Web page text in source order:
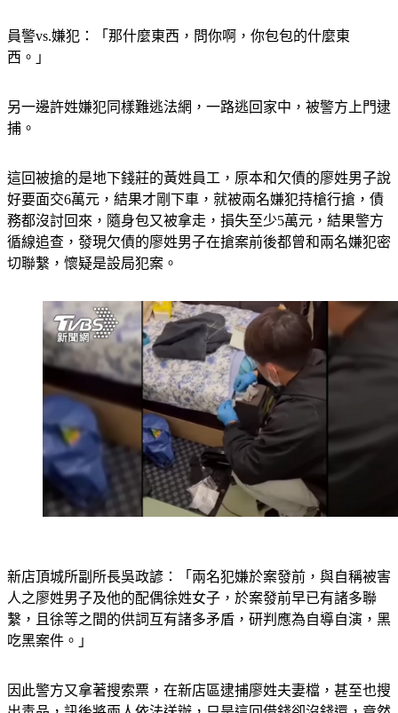
員警vs.嫌犯：「那什麼東西，問你啊，你包包的什麼東
另一邊許姓嫌犯同樣難逃法網，一路逃回家中，被警方上門逮
這回被搶的是地下錢莊的黃姓員工，原本和欠債的廖姓男子說
好要面交6萬元，結果才剛下車，就被兩名嫌犯持槍行搶，債
務都沒討回來，隨身包又被拿走，損失至少5萬元，結果警方
循線追查，發現欠債的廖姓男子在搶案前後都曾和兩名嫌犯密
新店頂城所副所長吳政諺：「兩名犯嫌於案發前，與自稱被害
人之廖姓男子及他的配偶徐姓女子，於案發前早已有諸多聯
繫，且徐等之間的供詞互有諸多矛盾，研判應為自導自演，黑